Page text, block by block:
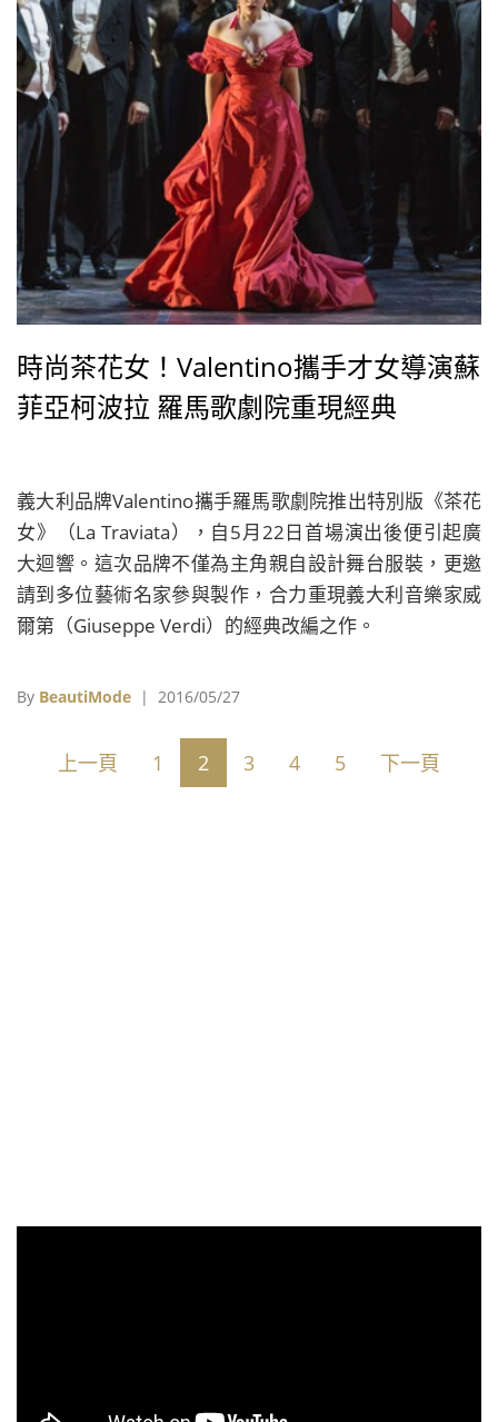
時尚茶花女！Valentino攜手才女導演蘇
菲亞柯波拉 羅馬歌劇院重現經典
義大利品牌Valentino攜手羅馬歌劇院推出特別版《茶花
女》（La Traviata），自5月22日首場演出後便引起廣
大迴響。這次品牌不僅為主角親自設計舞台服裝，更邀
請到多位藝術名家參與製作，合力重現義大利音樂家威
爾第（Giuseppe Verdi）的經典改編之作。
By BeautiMode | 2016/05/27
上一頁 1 2 3 4 5 下一頁